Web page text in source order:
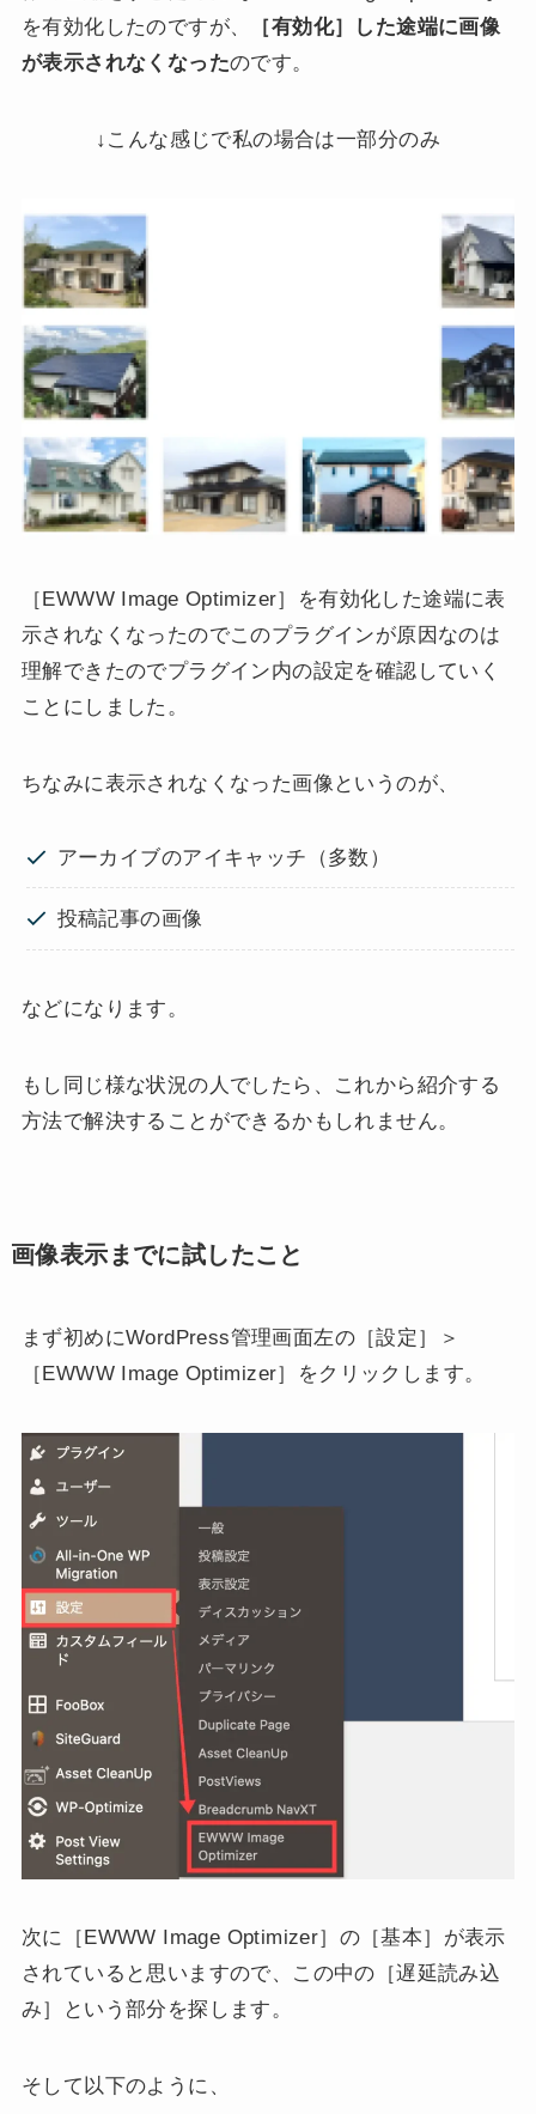
を有効化したのですが、
［有効化］した途端に画像
が表示されなくなったのです。
↓こんな感じで私の場合は一部分のみ
［EWWW Image Optimizer］を有効化した途端に表
示されなくなったのでこのプラグインが原因なのは
理解できたのでプラグイン内の設定を確認していく
ことにしました。
ちなみに表示されなくなった画像というのが、
アーカイブのアイキャッチ（多数）
投稿記事の画像
などになります。
もし同じ様な状況の人でしたら、これから紹介する
方法で解決することができるかもしれません。
画像表示までに試したこと
まず初めにWordPress管理画面左の［設定］＞
［EWWW Image Optimizer］をクリックします。
次に［EWWW Image Optimizer］の［基本］が表示
されていると思いますので、この中の［遅延読み込
み］という部分を探します。
そして以下のように、